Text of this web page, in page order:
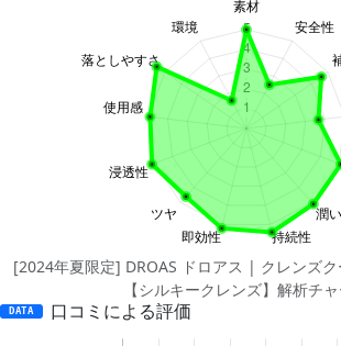
[2024年夏限定] DROAS ドロアス | クレンズク
【シルキークレンズ】解析チャ
DATA 口コミによる評価